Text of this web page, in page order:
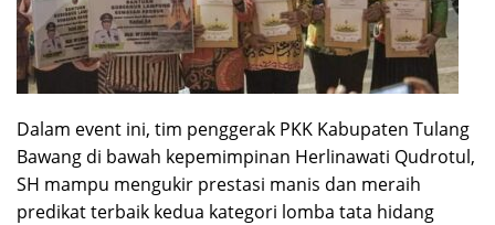
Dalam event ini, tim penggerak PKK Kabupaten Tulang
Bawang di bawah kepemimpinan Herlinawati Qudrotul,
SH mampu mengukir prestasi manis dan meraih
predikat terbaik kedua kategori lomba tata hidang